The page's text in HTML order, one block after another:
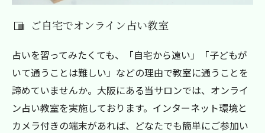
ご自宅でオンライン占い教室
占いを習ってみたくても、「自宅から遠い」「子どもが
いて通うことは難しい」などの理由で教室に通うことを
諦めていませんか。大阪にある当サロンでは、オンライ
ン占い教室を実施しております。インターネット環境と
カメラ付きの端末があれば、どなたでも簡単にご参加い